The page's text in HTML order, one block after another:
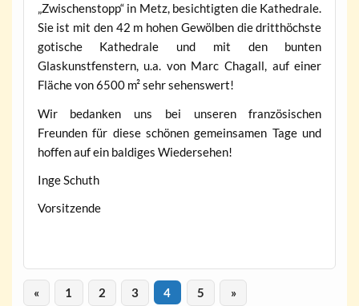
„Zwischenstopp“ in Metz, besichtigten die Kathedrale.
Sie ist mit den 42 m hohen Gewölben die dritthöchste
gotische Kathedrale und mit den bunten
Glaskunstfenstern, u.a. von Marc Chagall, auf einer
Fläche von 6500 m² sehr sehenswert!
Wir bedanken uns bei unseren französischen
Freunden für diese schönen gemeinsamen Tage und
hoffen auf ein baldiges Wiedersehen!
Inge Schuth
Vorsitzende
« 1 2 3 4 5 »